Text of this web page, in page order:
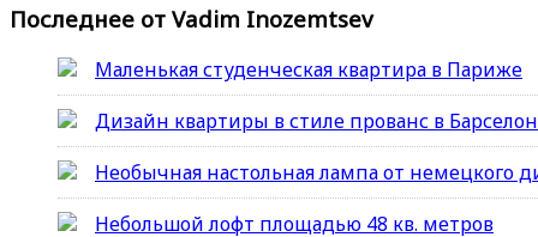
Последнее от Vadim Inozemtsev
Маленькая студенческая квартира в Париже
Дизайн квартиры в стиле прованс в
Необычная настольная лампа от немецкого
Небольшой лофт площадью 48 кв. метров